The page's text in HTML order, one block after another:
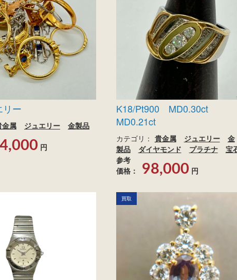
リー
金属 ジュエリー
金製品
円
K18/Pt900 MD0.30ct
MD0.21ct
カテゴリ： 貴金属 ジュエリー 金
製品
ダイヤモンド プラチナ
宝
参考
価格：
98,000 円
買取